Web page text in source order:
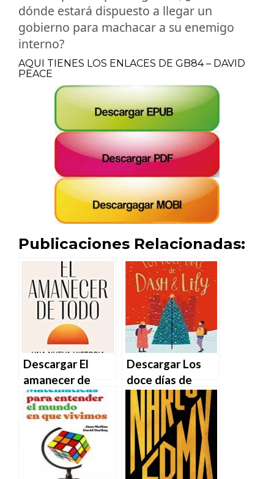
dónde estará dispuesto a llegar un
gobierno para machacar a su enemigo
interno?
AQUI TIENES LOS ENLACES DE GB84 – DAVID
PEACE
Publicaciones Relacionadas:
Descargar El
amanecer de
todo de David
Graeber y David
Wengrow en
EPUB | PDF |
MOBI
Descargar Los
doce días de
Dash & Lily de
David Levithan y
Rachel Cohn en
EPUB | PDF |
MOBI